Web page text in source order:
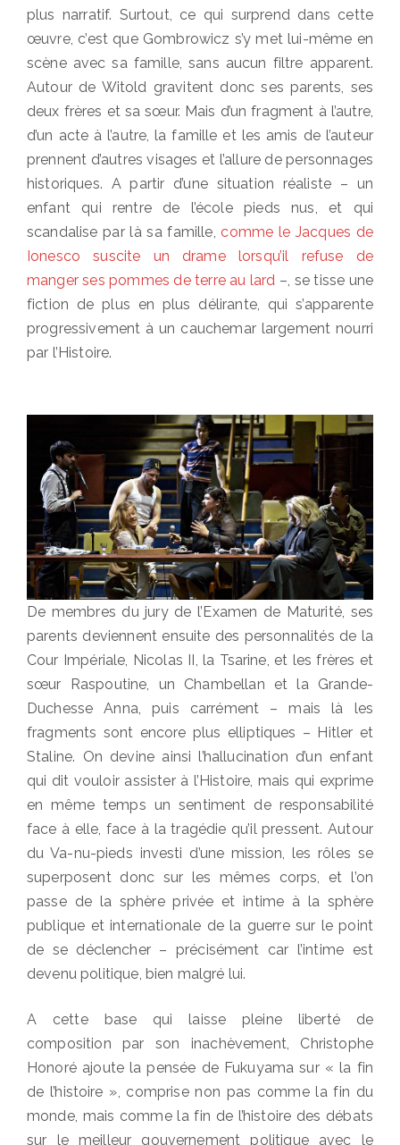
plus narratif. Surtout, ce qui surprend dans cette
œuvre, c’est que Gombrowicz s’y met lui-même en
scène avec sa famille, sans aucun filtre apparent.
Autour de Witold gravitent donc ses parents, ses
deux frères et sa sœur. Mais d’un fragment à l’autre,
d’un acte à l’autre, la famille et les amis de l’auteur
prennent d’autres visages et l’allure de personnages
historiques. A partir d’une situation réaliste – un
enfant qui rentre de l’école pieds nus, et qui
scandalise par là sa famille, comme le Jacques de
Ionesco suscite un drame lorsqu’il refuse de
manger ses pommes de terre au lard –, se tisse une
fiction de plus en plus délirante, qui s’apparente
progressivement à un cauchemar largement nourri
par l’Histoire.
De membres du jury de l’Examen de Maturité, ses
parents deviennent ensuite des personnalités de la
Cour Impériale, Nicolas II, la Tsarine, et les frères et
sœur Raspoutine, un Chambellan et la Grande-
Duchesse Anna, puis carrément – mais là les
fragments sont encore plus elliptiques – Hitler et
Staline. On devine ainsi l’hallucination d’un enfant
qui dit vouloir assister à l’Histoire, mais qui exprime
en même temps un sentiment de responsabilité
face à elle, face à la tragédie qu’il pressent. Autour
du Va-nu-pieds investi d’une mission, les rôles se
superposent donc sur les mêmes corps, et l’on
passe de la sphère privée et intime à la sphère
publique et internationale de la guerre sur le point
de se déclencher – précisément car l’intime est
devenu politique, bien malgré lui.
A cette base qui laisse pleine liberté de
composition par son inachèvement, Christophe
Honoré ajoute la pensée de Fukuyama sur « la fin
de l’histoire », comprise non pas comme la fin du
monde, mais comme la fin de l’histoire des débats
sur le meilleur gouvernement politique avec le